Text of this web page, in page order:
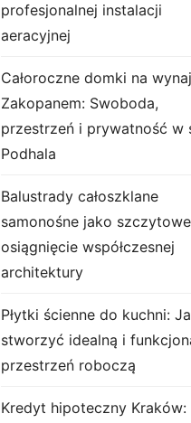
profesjonalnej instalacji
aeracyjnej
Całoroczne domki na
Zakopanem: Swoboda,
przestrzeń i prywatność w
Podhala
Balustrady całoszklane
samonośne jako szczytowe
osiągnięcie współczesnej
architektury
Płytki ścienne do kuchni:
stworzyć idealną i
przestrzeń roboczą
Kredyt hipoteczny Kraków: